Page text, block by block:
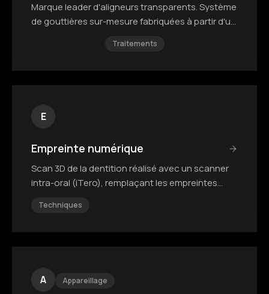
Marque leader d'aligneurs transparents. Système
de gouttières sur-mesure fabriquées à partir d'un
Traitements
E
Empreinte numérique
Scan 3D de la dentition réalisé avec un scanner
intra-oral (iTero), remplaçant les empreintes
Techniques
A Appareillage